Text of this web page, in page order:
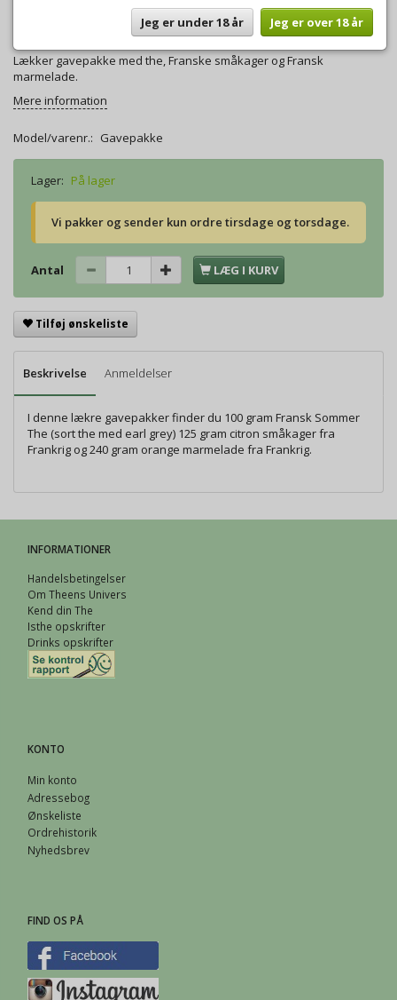
145,00 DKK
Lækker gavepakke med the, Franske småkager og Fransk
marmelade.
Mere information
Model/varenr.: Gavepakke
Lager: På lager
Vi pakker og sender kun ordre tirsdage og torsdage.
Antal LÆG I KURV
Tilføj ønskeliste
Beskrivelse Anmeldelser
I denne lækre gavepakker finder du 100 gram Fransk Sommer
The (sort the med earl grey) 125 gram citron småkager fra
Frankrig og 240 gram orange marmelade fra Frankrig.
INFORMATIONER
Handelsbetingelser
Om Theens Univers
Kend din The
Isthe opskrifter
Drinks opskrifter
KONTO
Min konto
Adressebog
Ønskeliste
Ordrehistorik
Nyhedsbrev
FIND OS PÅ
Jeg er under 18 år Jeg er over 18 år